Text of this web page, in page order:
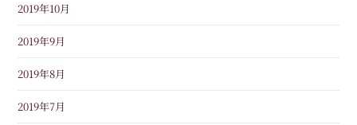
2019年10月
2019年9月
2019年8月
2019年7月